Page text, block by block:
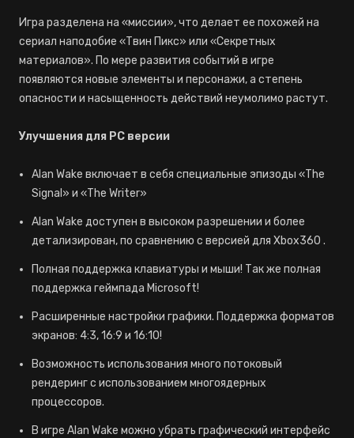
Игра разделена на «миссии», что делает ее похожей на
сериал наподобие «Твин Пикс» или «Секретных
материалов». По мере развития событий в игре
появляются новые элементы и персонажи, а степень
опасности и насыщенность действий неумолимо растут.
Улучшения для РС версии
Alan Wake включает в себя специальные эпизоды «The
Signal» и «The Writer»
Alan Wake доступен в высоком разрешении и более
детализирован, по сравнению с версией для Xbox360 .
Полная поддержка клавиатуры и мыши! Так же полная
поддержка геймпада Microsoft!
Расширенные настройки графики. Поддержка форматов
экранов: 4:3, 16:9 и 16:10!
Возможность использования много потоковый
рендеринг с использованием многоядерных
процессоров.
В игре Alan Wake можно убрать графический интерфейс